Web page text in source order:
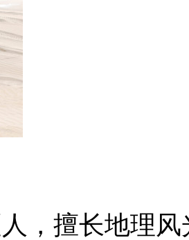
，擅长地理